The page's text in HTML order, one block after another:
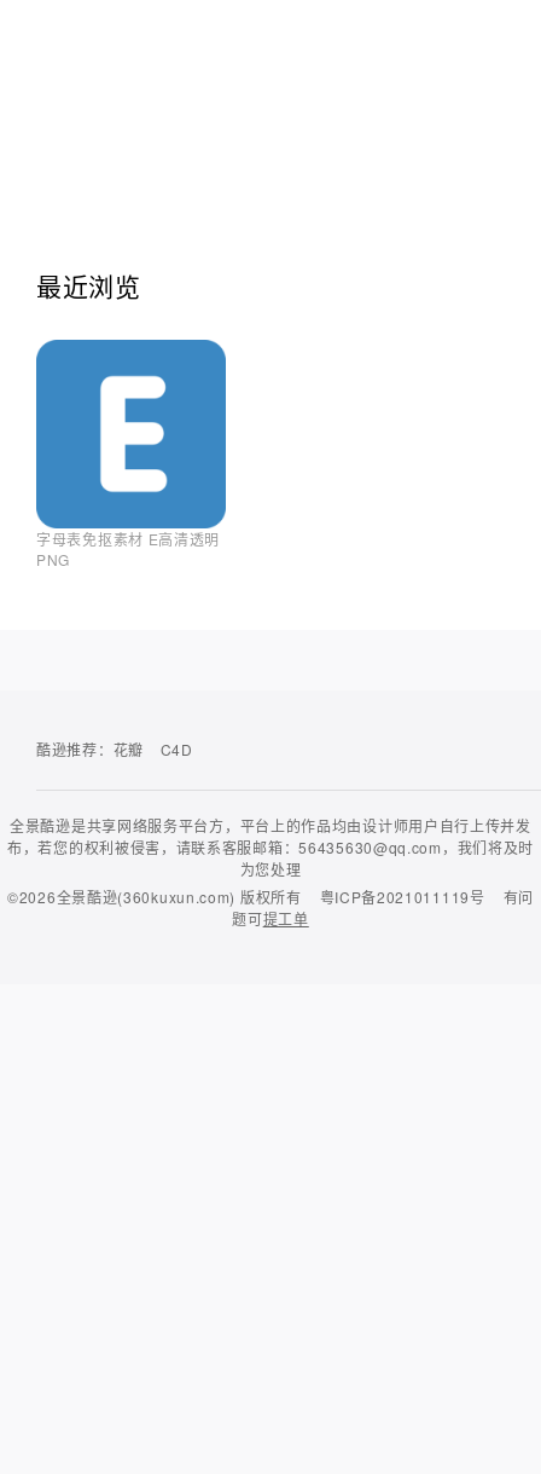
最近浏览
字母表免抠素材 E高清透明
PNG
酷逊推荐： 花瓣 C4D
全景酷逊是共享网络服务平台方，平台上的作品均由设计师用户自行上传并发
布，若您的权利被侵害，请联系客服邮箱：56435630@qq.com，我们将及时
为您处理
©2026全景酷逊(360kuxun.com) 版权所有 粤ICP备2021011119号
有问
题可提工单